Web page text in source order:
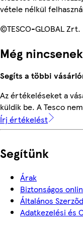
vétele nélkül
©TESCO-GLOBAL Zrt.
Még
Segíts a többi
Az értékeléseket a
küldik be. A Tesco
Írj értékelést
Segítünk
Árak
Biztonságos
Általános
Adatkezelési és